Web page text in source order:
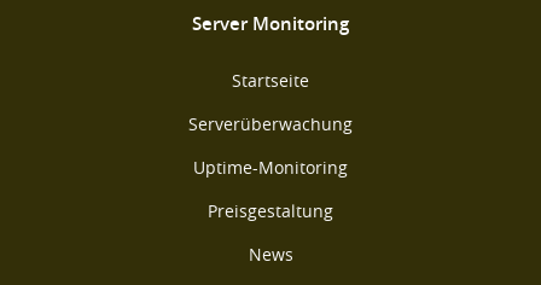
Server Monitoring
Startseite
Serverüberwachung
Uptime-Monitoring
Preisgestaltung
News